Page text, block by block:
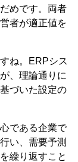
めです。両者
者が適正値を
ね。ERPシス
、理論通りに
づいた設定の
である企業で
い、需要予測
繰り返すこと